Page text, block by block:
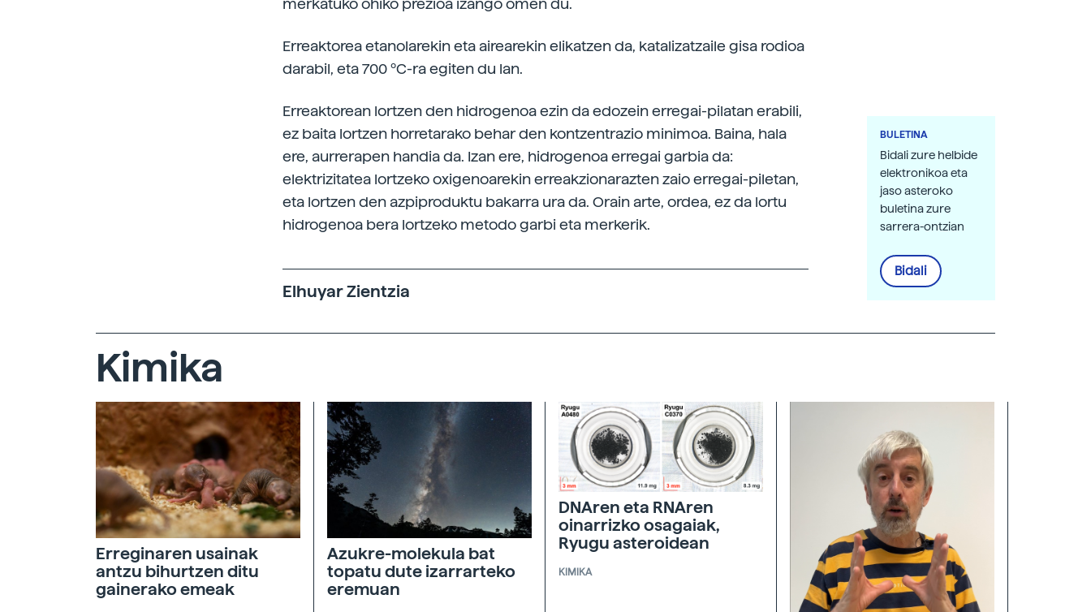
merkatuko ohiko prezioa izango omen du.
Erreaktorea etanolarekin eta airearekin elikatzen da, katalizatzaile gisa rodioa
darabil, eta 700 ºC-ra egiten du lan.
Erreaktorean lortzen den hidrogenoa ezin da edozein erregai-pilatan erabili,
ez baita lortzen horretarako behar den kontzentrazio minimoa. Baina, hala
ere, aurrerapen handia da. Izan ere, hidrogenoa erregai garbia da:
elektrizitatea lortzeko oxigenoarekin erreakzionarazten zaio erregai-piletan,
eta lortzen den azpiproduktu bakarra ura da. Orain arte, ordea, ez da lortu
hidrogenoa bera lortzeko metodo garbi eta merkerik.
Elhuyar Zientzia
BULETINA
Bidali zure helbide
elektronikoa eta
jaso asteroko
buletina zure
sarrera-ontzian
Bidali
Kimika
Erreginaren usainak
antzu bihurtzen ditu
gainerako emeak
Azukre-molekula bat
topatu dute izarrarteko
eremuan
DNAren eta RNAren
oinarrizko osagaiak,
Ryugu asteroidean
KIMIKA